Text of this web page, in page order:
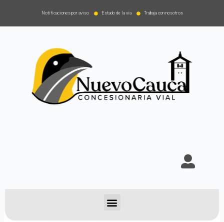
Notificaciones por aviso Estado de la via Trabaja con nosotros